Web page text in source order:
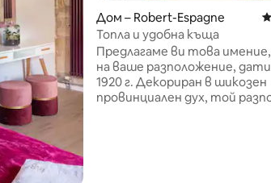
Дом – Robert-Espagne
Топла и удобна къща
Предлагаме ви това
на ваше разположение,
1920 г. Декориран в шикозен
провинциален дух, той